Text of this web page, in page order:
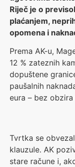
Riječ je o
plaćanjem,
opomena i
Prema AK-u,
12 % zateznih
dopuštene
paušalnih
eura – bez
Tvrtka se
klauzule. AK
stare račune i,